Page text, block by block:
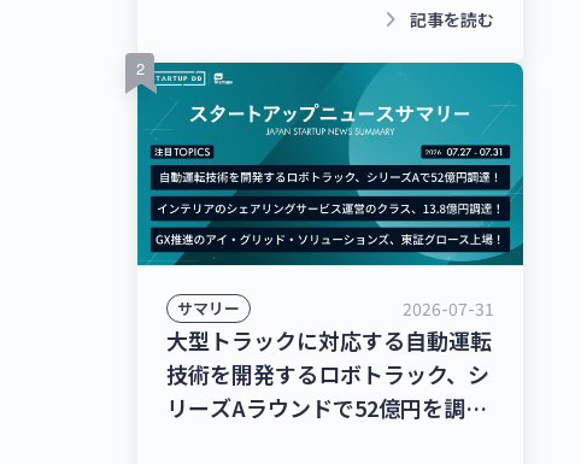
keyboard_arrow_right 記事を読む
サマリー 2026-07-31
大型トラックに対応する自動運転
技術を開発するロボトラック、シ
リーズAラウンドで52億円を調